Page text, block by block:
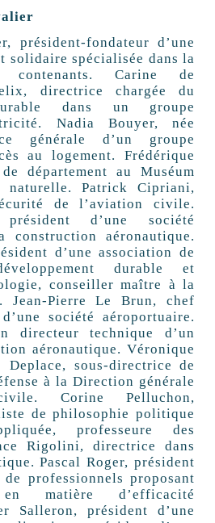
président-fondateur d’une
solidaire spécialisée dans la
contenants. Carine de
directrice chargée du
dans un groupe
Nadia Bouyer, née
générale d’un groupe
au logement. Frédérique
département au Muséum
naturelle. Patrick Cipriani,
de l’aviation civile.
d’une société
construction aéronautique.
d’une association de
durable et
conseiller maître à la
Jean-Pierre Le Brun, chef
société aéroportuaire.
directeur technique d’un
aéronautique. Véronique
Deplace, sous-directrice de
à la Direction générale
Corine Pelluchon,
de philosophie politique
professeure des
Rigolini, directrice dans
Pascal Roger, président
professionnels proposant
matière d’efficacité
Salleron, président d’une